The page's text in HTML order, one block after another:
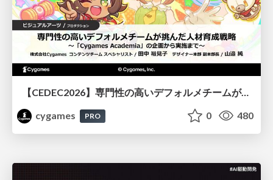
【CEDEC2026】専門性の高いデフォルメチームが挑んだ人材育成戦略 〜Cygames Academiaの企画から実施まで〜
cygames
PRO 0 480